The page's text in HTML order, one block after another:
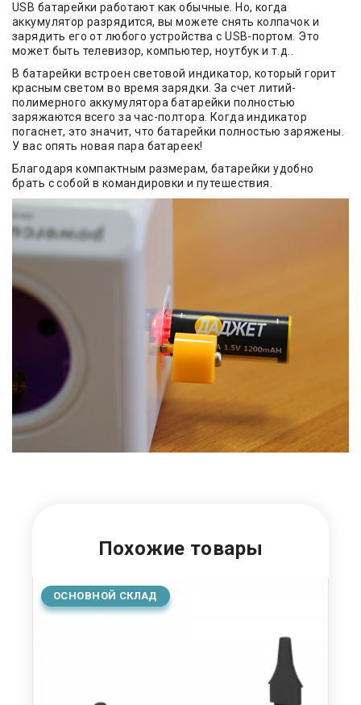
USB батарейки работают как обычные. Но, когда
аккумулятор разрядится, вы можете снять колпачок и
зарядить его от любого устройства с USB-портом. Это
может быть телевизор, компьютер, ноутбук и т.д..
В батарейки встроен световой индикатор, который горит
красным светом во время зарядки. За счет литий-
полимерного аккумулятора батарейки полностью
заряжаются всего за час-полтора. Когда индикатор
погаснет, это значит, что батарейки полностью заряжены.
У вас опять новая пара батареек!
Благодаря компактным размерам, батарейки удобно
брать с собой в командировки и путешествия.
Похожие товары
ОСНОВНОЙ СКЛАД